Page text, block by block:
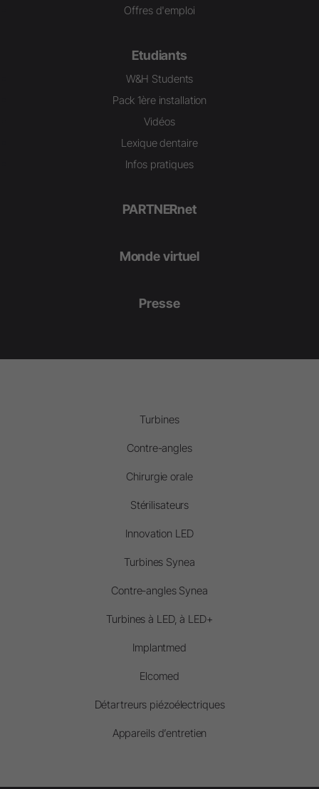
Offres d'emploi
Etudiants
W&H Students
Pack 1ère installation
Vidéos
Lexique dentaire
Infos pratiques
PARTNERnet
Monde virtuel
Presse
Turbines
Contre-angles
Chirurgie orale
Stérilisateurs
Innovation LED
Turbines Synea
Contre-angles Synea
Turbines à LED, à LED+
Implantmed
Elcomed
Détartreurs piézoélectriques
Appareils d’entretien